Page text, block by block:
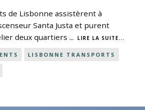
de Lisbonne assistèrent à
Santa Justa et purent
deux quartiers ... LIRE LA SUITE...
LISBONNE TRANSPORTS